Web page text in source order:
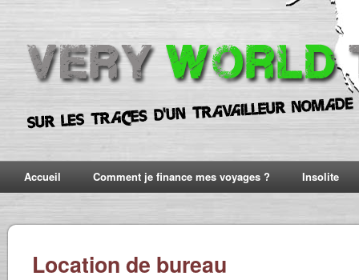
Accueil Comment je finance mes voyages ? Insolite
Location de bureau